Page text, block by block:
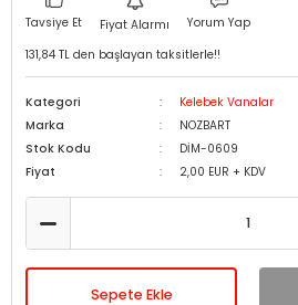
Tavsiye Et Fiyat Alarmı
Yorum Yap
131,84 TL den başlayan taksitlerle!!
Kategori
Kelebek Vanalar
Marka
NOZBART
Stok Kodu
DİM-0609
Fiyat
2,00 EUR + KDV
Sepete Ekle